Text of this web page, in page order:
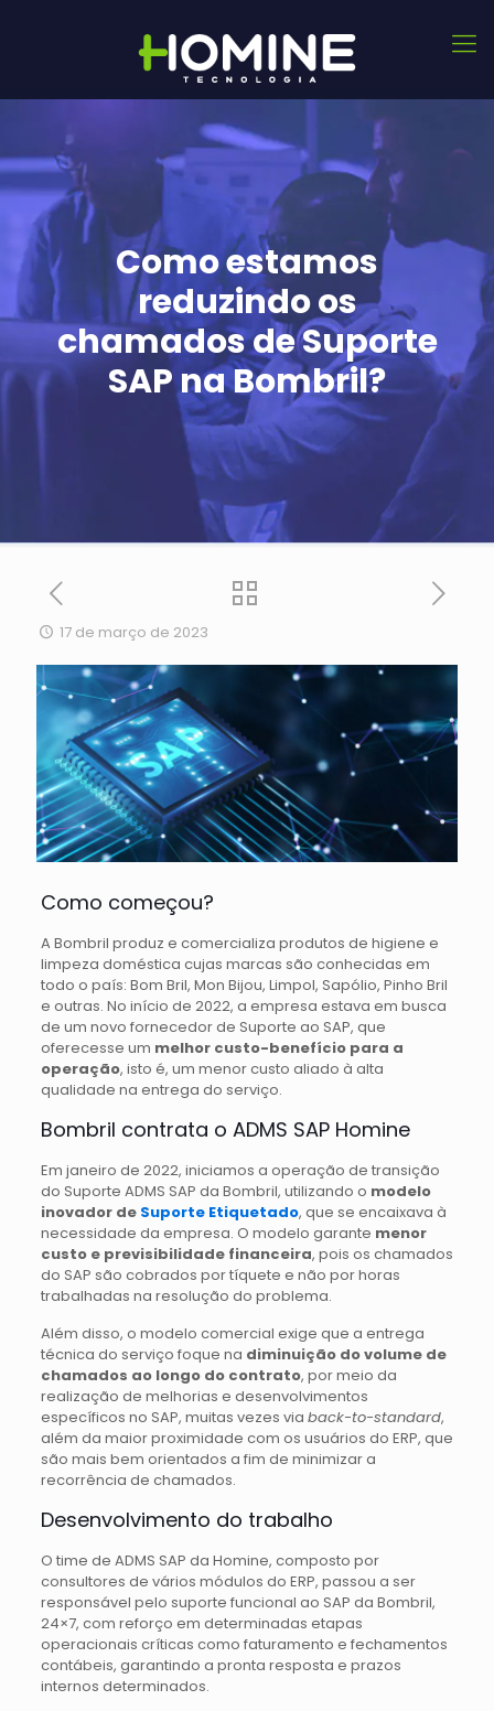
Como estamos
reduzindo os
chamados de Suporte
SAP na Bombril?
17 de março de 2023
Como começou?
A Bombril produz e comercializa produtos de higiene e
limpeza doméstica cujas marcas são conhecidas em
todo o país: Bom Bril, Mon Bijou, Limpol, Sapólio, Pinho Bril
e outras. No início de 2022, a empresa estava em busca
de um novo fornecedor de Suporte ao SAP, que
oferecesse um melhor custo-benefício para a
operação, isto é, um menor custo aliado à alta
qualidade na entrega do serviço.
Bombril contrata o ADMS SAP Homine
Em janeiro de 2022, iniciamos a operação de transição
do Suporte ADMS SAP da Bombril, utilizando o modelo
inovador de Suporte Etiquetado, que se encaixava à
necessidade da empresa. O modelo garante menor
custo e previsibilidade financeira, pois os chamados
do SAP são cobrados por tíquete e não por horas
trabalhadas na resolução do problema.
Além disso, o modelo comercial exige que a entrega
técnica do serviço foque na diminuição do volume de
chamados ao longo do contrato, por meio da
realização de melhorias e desenvolvimentos
específicos no SAP, muitas vezes via back-to-standard,
além da maior proximidade com os usuários do ERP, que
são mais bem orientados a fim de minimizar a
recorrência de chamados.
Desenvolvimento do trabalho
O time de ADMS SAP da Homine, composto por
consultores de vários módulos do ERP, passou a ser
responsável pelo suporte funcional ao SAP da Bombril,
24×7, com reforço em determinadas etapas
operacionais críticas como faturamento e fechamentos
contábeis, garantindo a pronta resposta e prazos
internos determinados.